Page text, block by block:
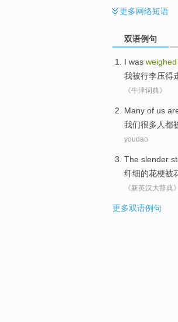
更多网络短语
双语例句
I was weighed
我被行李压得
《牛津词典》
Many of us
我们很多 人都
youdao
The slender
纤细的花梗被
《新英汉大辞典》
更多双语例句